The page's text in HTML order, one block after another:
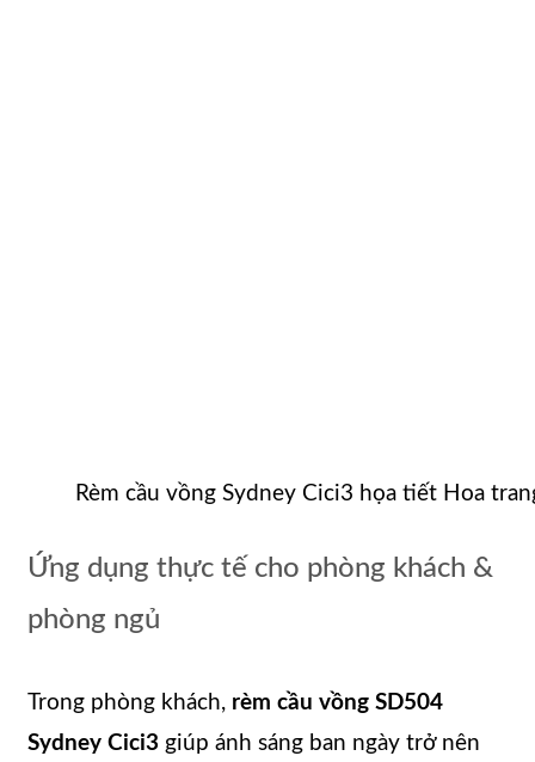
Rèm cầu vồng Sydney Cici3 họa tiết Hoa
Ứng dụng thực tế cho phòng khách &
phòng ngủ
Trong phòng khách, rèm cầu vồng SD504
Sydney Cici3 giúp ánh sáng ban ngày trở nên